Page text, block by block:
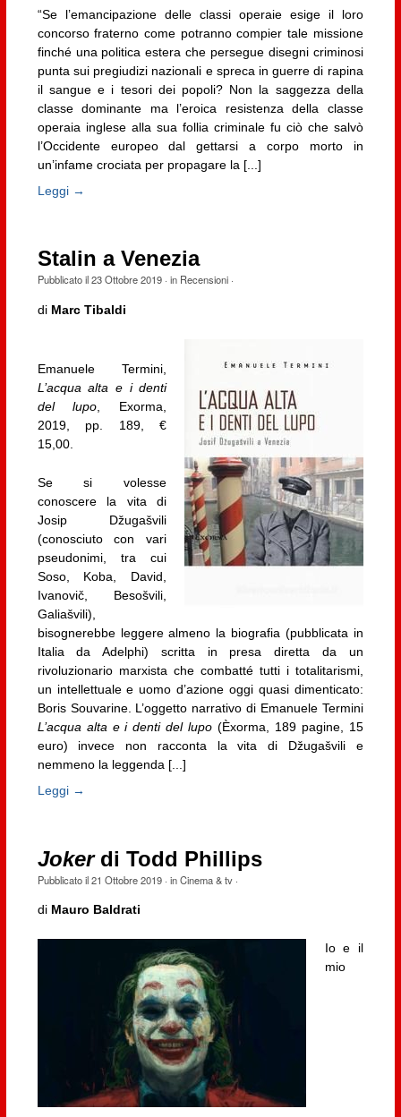
“Se l’emancipazione delle classi operaie esige il loro
concorso fraterno come potranno compier tale missione
finché una politica estera che persegue disegni criminosi
punta sui pregiudizi nazionali e spreca in guerre di rapina
il sangue e i tesori dei popoli? Non la saggezza della
classe dominante ma l’eroica resistenza della classe
operaia inglese alla sua follia criminale fu ciò che salvò
l’Occidente europeo dal gettarsi a corpo morto in
un’infame crociata per propagare la [...]
Leggi →
Stalin a Venezia
Pubblicato il23 Ottobre 2019· in Recensioni·
di Marc Tibaldi
Emanuele Termini,
L’acqua alta e i denti
del lupo , Exorma,
2019, pp. 189, €
15,00.
Se si volesse
conoscere la vita di
Josip Džugašvili
(conosciuto con vari
pseudonimi, tra cui
Soso, Koba, David,
Ivanovič, Besošvili,
Galiašvili),
bisognerebbe leggere almeno la biografia (pubblicata in
Italia da Adelphi) scritta in presa diretta da un
rivoluzionario marxista che combatté tutti i totalitarismi,
un intellettuale e uomo d’azione oggi quasi dimenticato:
Boris Souvarine. L’oggetto narrativo di Emanuele Termini
L’acqua alta e i denti del lupo (Èxorma, 189 pagine, 15
euro) invece non racconta la vita di Džugašvili e
nemmeno la leggenda [...]
Leggi →
Joker di Todd Phillips
Pubblicato il21 Ottobre 2019· inCinema & tv·
di Mauro Baldrati
Io e il
mio